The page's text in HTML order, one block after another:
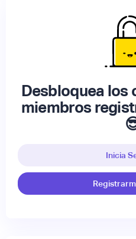
Desbloquea los
miembros
Inicia